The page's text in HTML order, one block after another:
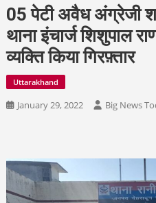
05 पेटी अवैध अंग्रेजी
थाना इंचार्ज शिशुपाल
व्यक्ति किया गिरफ़्तार
Uttarakhand
January 29, 2022 Big News